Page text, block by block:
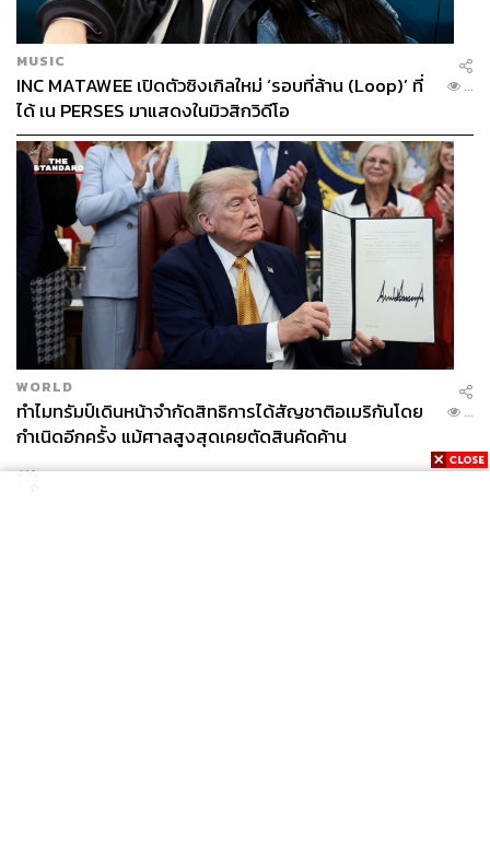
MUSIC
INC MATAWEE เปิดตัวซิงเกิลใหม่ ‘รอบที่ล้าน (Loop)’ ที่
ได้ เน PERSES มาแสดงในมิวสิกวิดีโอ
...
WORLD
ทำไมทรัมป์เดินหน้าจำกัดสิทธิการได้สัญชาติอเมริกันโดย
กำเนิดอีกครั้ง แม้ศาลสูงสุดเคยตัดสินคัดค้าน
...